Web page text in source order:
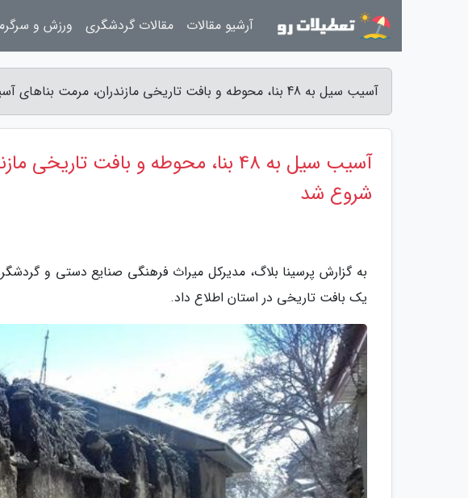
آسیب سیل به 48 بنا، محوطه و بافت تاریخی مازندران، مرمت بناهای آسیب دیده شروع شد - پرسینا بلاگ
آسیب سیل به 48 بنا، محوطه و بافت
شروع شد
یک بافت تاریخی در استان اطلاع داد.
آرشیو مقالات مقالات گردشگری ورزش و